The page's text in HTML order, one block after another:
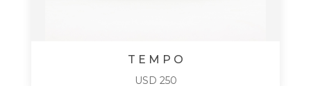
T E M P O
USD 250